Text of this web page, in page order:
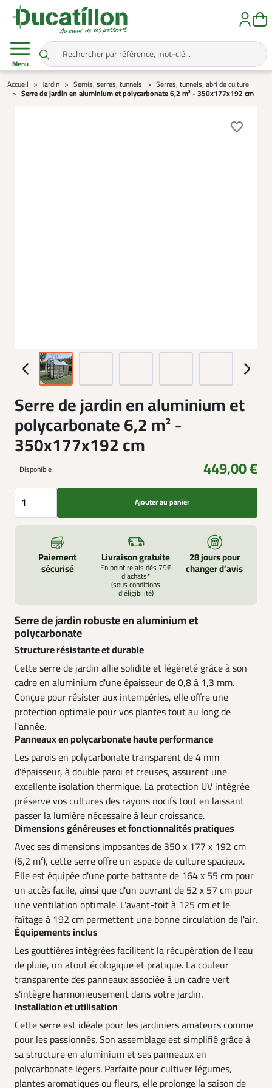
Menu
Accueil Jardin Semis, serres, tunnels Serres, tunnels, abri de culture
Serre de jardin en aluminium et polycarbonate 6,2 m² - 350x177x192 cm
favorite_border
Serre de jardin en aluminium et
polycarbonate 6,2 m² -
350x177x192 cm
Disponible 449,00 €
Ajouter au panier
Paiement
sécurisé
Livraison gratuite
En point relais dès 79€
d’achats*
(sous conditions
d'éligibilité)
28 jours pour
changer d’avis
Serre de jardin robuste en aluminium et
polycarbonate
Structure résistante et durable
Cette serre de jardin allie solidité et légèreté grâce à son
cadre en aluminium d'une épaisseur de 0,8 à 1,3 mm.
Conçue pour résister aux intempéries, elle offre une
protection optimale pour vos plantes tout au long de
l'année.
Panneaux en polycarbonate haute performance
Les parois en polycarbonate transparent de 4 mm
d'épaisseur, à double paroi et creuses, assurent une
excellente isolation thermique. La protection UV intégrée
préserve vos cultures des rayons nocifs tout en laissant
passer la lumière nécessaire à leur croissance.
Dimensions généreuses et fonctionnalités pratiques
Avec ses dimensions imposantes de 350 x 177 x 192 cm
(6,2 m²), cette serre offre un espace de culture spacieux.
Elle est équipée d'une porte battante de 164 x 55 cm pour
un accès facile, ainsi que d'un ouvrant de 52 x 57 cm pour
une ventilation optimale. L'avant-toit à 125 cm et le
faîtage à 192 cm permettent une bonne circulation de l'air.
Équipements inclus
Les gouttières intégrées facilitent la récupération de l'eau
de pluie, un atout écologique et pratique. La couleur
transparente des panneaux associée à un cadre vert
s'intègre harmonieusement dans votre jardin.
Installation et utilisation
Cette serre est idéale pour les jardiniers amateurs comme
pour les passionnés. Son assemblage est simplifié grâce à
sa structure en aluminium et ses panneaux en
polycarbonate légers. Parfaite pour cultiver légumes,
plantes aromatiques ou fleurs, elle prolonge la saison de